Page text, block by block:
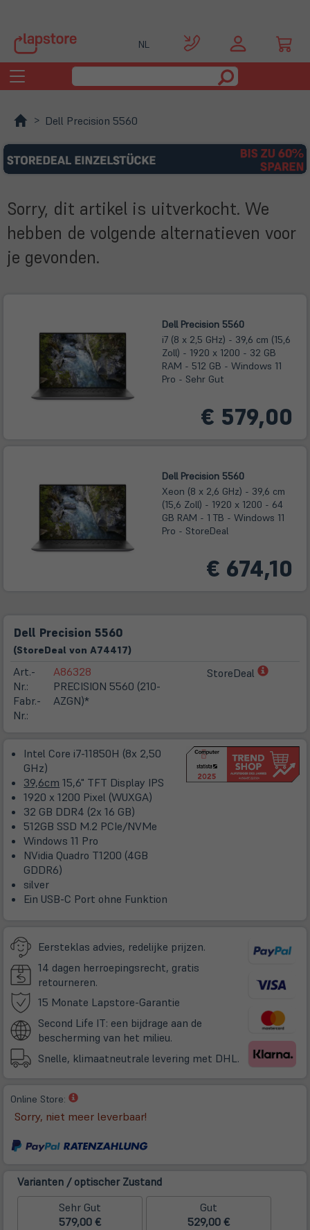
NL
Toggle
navigation
Dell Precision 5560
Sorry, dit artikel is uitverkocht. We
hebben de volgende alternatieven voor
je gevonden.
Dell Precision 5560
i7 (8 x 2,5 GHz) - 39,6 cm (15,6
Zoll) - 1920 x 1200 - 32 GB
RAM - 512 GB - Windows 11
Pro - Sehr Gut
€ 579,00
Dell Precision 5560
Xeon (8 x 2,6 GHz) - 39,6 cm
(15,6 Zoll) - 1920 x 1200 - 64
GB RAM - 1 TB - Windows 11
Pro - StoreDeal
€ 674,10
Dell Precision 5560
(StoreDeal von A74417)
Art.-
Nr.:
Fabr.-
Nr.:
A86328
PRECISION 5560 (210-
AZGN)*
StoreDeal
(öffnet
Intel Core i7-11850H (8x 2,50
GHz)
39,6cm 15,6" TFT Display IPS
1920 x 1200 Pixel (WUXGA)
32 GB DDR4 (2x 16 GB)
512GB SSD M.2 PCIe/NVMe
Windows 11 Pro
NVidia Quadro T1200 (4GB
GDDR6)
silver
Ein USB-C Port ohne Funktion
Eersteklas advies, redelijke prijzen.
14 dagen herroepingsrecht, gratis
retourneren.
15 Monate Lapstore-Garantie
neuem
Second Life IT: een bijdrage aan de
bescherming van het milieu.
Snelle, klimaatneutrale levering met DHL.
Online Store:
(öffnet
neuem
Sorry, niet meer leverbaar!
Varianten / optischer Zustand
Sehr Gut
579,00 €
Gut
529,00 €